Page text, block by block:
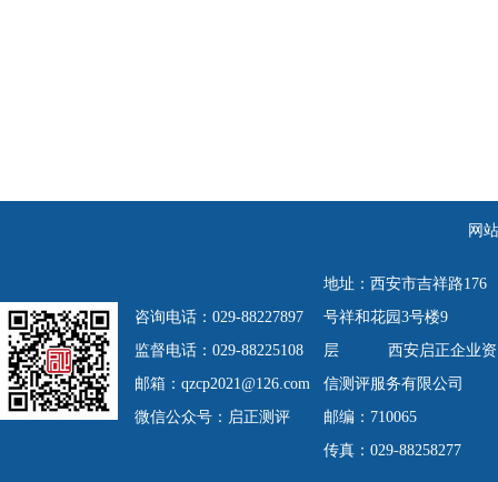
网
咨询电话：029-88227897
监督电话：029-88225108
邮箱：qzcp2021@126.com
微信公众号：启正测评
地址：西安市吉祥路176
号祥和花园3号楼9
层 西安启正企业资
信测评服务有限公司
邮编：710065
传真：029-88258277